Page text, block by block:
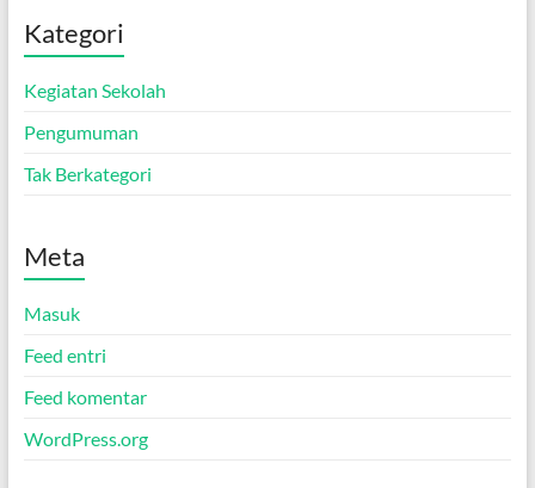
Kategori
Kegiatan Sekolah
Pengumuman
Tak Berkategori
Meta
Masuk
Feed entri
Feed komentar
WordPress.org